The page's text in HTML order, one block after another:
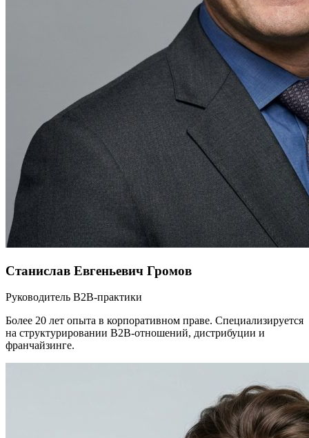
Станислав Евгеньевич Громов
Руководитель B2B-практики
Более 20 лет опыта в корпоративном праве. Специализируется
на структурировании B2B-отношений, дистрибуции и
франчайзинге.